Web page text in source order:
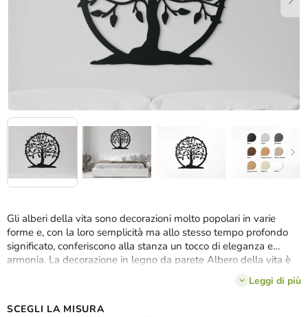
Gli alberi della vita sono decorazioni molto popolari in varie
forme e, con la loro semplicità ma allo stesso tempo profondo
significato, conferiscono alla stanza un tocco di eleganza e
armonia. La decorazione in legno da parete Albero della vita è
per chiunque ami i bellissimi accessori.
Leggi di più
SCEGLI LA MISURA